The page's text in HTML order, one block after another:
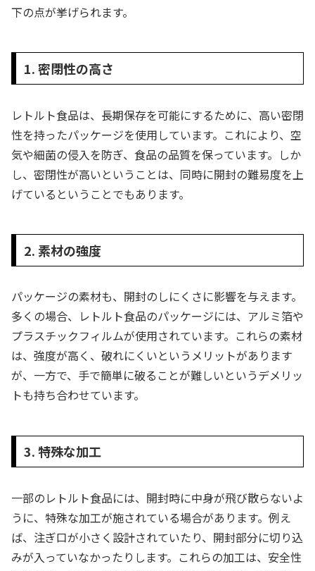
下の点が挙げられます。
1. 密閉性の高さ
レトルト食品は、長期保存を可能にするために、高い密閉
性を持ったパッケージを使用しています。これにより、空
気や細菌の侵入を防ぎ、食品の品質を保っています。しか
し、密閉性が高いということは、同時に開封の難易度を上
げているということでもあります。
2. 素材の強度
パッケージの素材も、開封のしにくさに影響を与えます。
多くの場合、レトルト食品のパッケージには、アルミ箔や
プラスチックフィルムが使用されています。これらの素材
は、強度が高く、破れにくいというメリットがあります
が、一方で、手で簡単に破ることが難しいというデメリッ
トも持ち合わせています。
3. 特殊な加工
一部のレトルト食品には、開封時に中身が飛び散らないよ
うに、特殊な加工が施されている場合があります。例え
ば、注ぎ口が小さく設計されていたり、開封部分に切り込
みが入っていなかったりします。これらの加工は、安全性